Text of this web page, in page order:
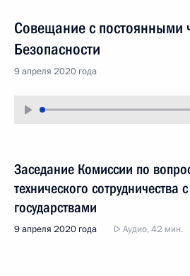
Совещание с постоянными
Безопасности
9 апреля 2020 года
Заседание Комиссии по
технического сотрудничества
государствами
9 апреля 2020 года Аудио, 42 мин.